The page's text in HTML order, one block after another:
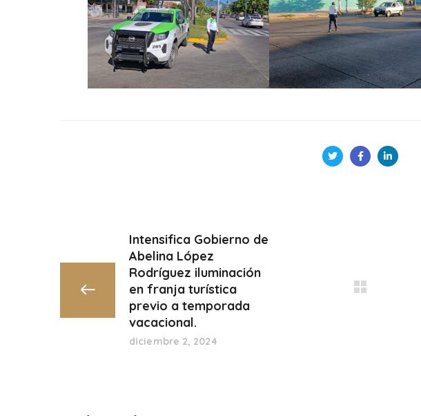
Intensifica Gobierno de
Abelina López
Rodríguez iluminación
en franja turística
previo a temporada
vacacional.
diciembre 2, 2024